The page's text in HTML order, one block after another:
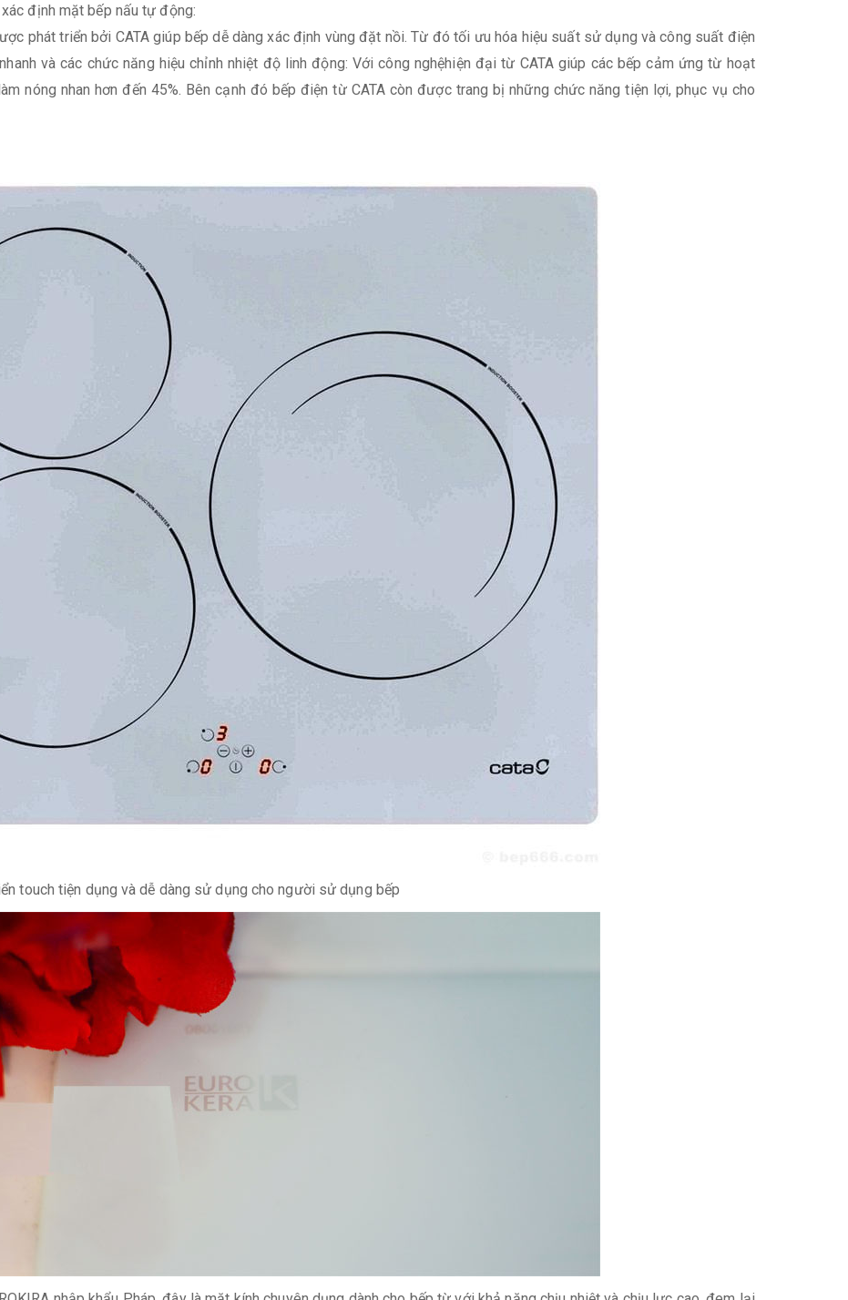
định mặt bếp nấu tự động:
phát triển bởi CATA giúp bếp dễ dàng xác định vùng đặt nồi. Từ đó tối ưu hóa hiệu suất sử dụng và công suất điện
và các chức năng hiệu chỉnh nhiệt độ linh động: Với công nghệhiện đại từ CATA giúp các bếp cảm ứng từ hoạt
nóng nhan hơn đến 45%. Bên cạnh đó bếp điện từ CATA còn được trang bị những chức năng tiện lợi, phục vụ cho
touch tiện dụng và dễ dàng sử dụng cho người sử dụng bếp